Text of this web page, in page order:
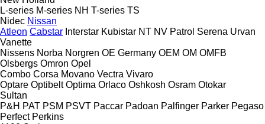
L-series M-series NH T-series TS
Nidec Nissan
Atleon Cabstar Interstar Kubistar NT NV Patrol Serena Urvan
Vanette
Nissens Norba Norgren OE Germany OEM OM OMFB
Olsbergs Omron Opel
Combo Corsa Movano Vectra Vivaro
Optare Optibelt Optima Orlaco Oshkosh Osram Otokar
Sultan
P&H PAT PSM PSVT Paccar Padoan Palfinger Parker Pegaso
Perfect Perkins